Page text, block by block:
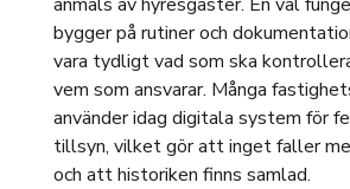
bygger på rutiner och
vara tydligt vad som ska
vem som ansvarar. Många
använder idag digitala system för
tillsyn, vilket gör att inget faller
och att historiken finns samlad.